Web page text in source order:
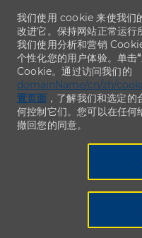
我们使用 cookie 来使我们
改进它。保持网站正常运行
我们使用分析和营销
个性化您的用户体验。单击
Cookie。通过访问我们的
domainName/cn/zh/
置页面 ，了解我们和选定
何控制它们。您可以在任
撤回您的同意。